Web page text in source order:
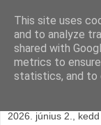
2026. június 2., kedd
This site uses
and to analyze
shared with
metrics to
statistics, and to